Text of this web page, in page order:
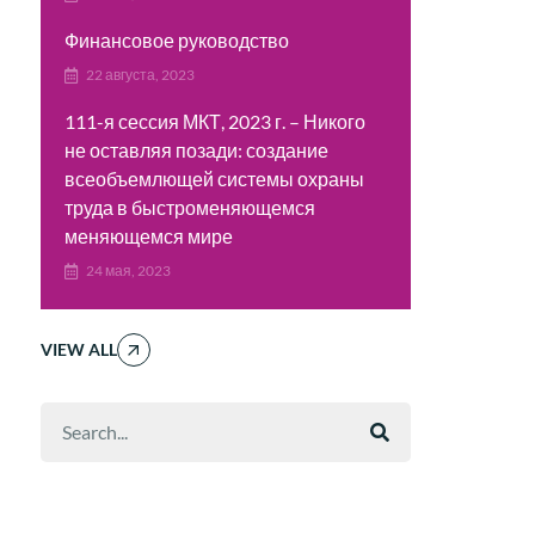
Финансовое руководство
22 августа, 2023
111-я сессия МКТ, 2023 г. – Никого
не оставляя позади: создание
всеобъемлющей системы охраны
труда в быстроменяющемся
меняющемся мире
24 мая, 2023
VIEW ALL